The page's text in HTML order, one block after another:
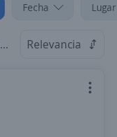
Fecha
Relevancia